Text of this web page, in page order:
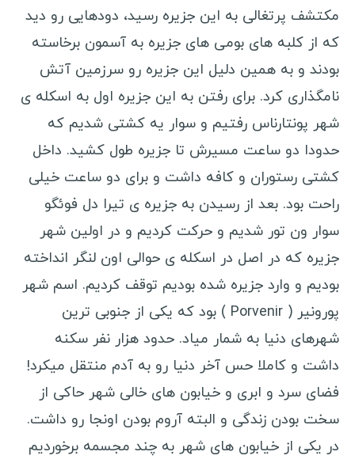
مکتشف پرتغالی به این جزیره رسید، دودهایی رو دید
که از کلبه های بومی های جزیره به آسمون برخاسته
بودند و به همین دلیل این جزیره رو سرزمین آتش
نامگذاری کرد. برای رفتن به این جزیره اول به اسکله ی
شهر پونتارناس رفتیم و سوار یه کشتی شدیم که
حدودا دو ساعت مسیرش تا جزیره طول کشید. داخل
کشتی رستوران و کافه داشت و برای دو ساعت خیلی
راحت بود. بعد از رسیدن به جزیره ی تیرا دل فوئگو
سوار ون تور شدیم و حرکت کردیم و در اولین شهر
جزیره که در اصل در اسکله ی حوالی اون لنگر انداخته
بودیم و وارد جزیره شده بودیم توقف کردیم. اسم شهر
پورونیر ( Porvenir ) بود که یکی از جنوبی ترین
شهرهای دنیا به شمار میاد. حدود هزار نفر سکنه
داشت و کاملا حس آخر دنیا رو به آدم منتقل میکرد!
فضای سرد و ابری و خیابون های خالی شهر حاکی از
سخت بودن زندگی و البته آروم بودن اونجا رو داشت.
در یکی از خیابون های شهر به چند مجسمه برخوردیم